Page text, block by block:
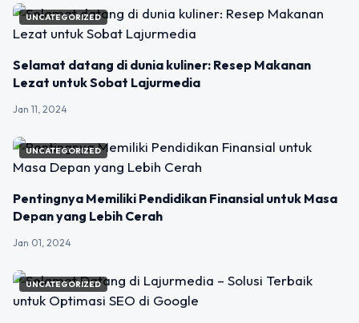
UNCATEGORIZED
Selamat datang di dunia kuliner: Resep Makanan
Lezat untuk Sobat Lajurmedia
Jan 11, 2024
UNCATEGORIZED
Pentingnya Memiliki Pendidikan Finansial untuk Masa
Depan yang Lebih Cerah
Jan 01, 2024
UNCATEGORIZED